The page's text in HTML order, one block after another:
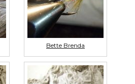
Bette Brenda